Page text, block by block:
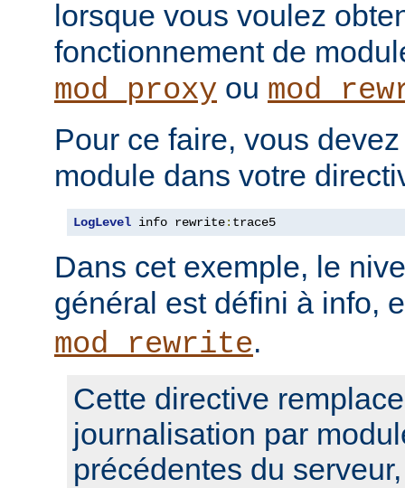
lorsque vous voulez
fonctionnement de
mod_proxy ou
Pour ce faire, vous
module dans votre
LogLevel info rewrite: trace5
Dans cet exemple, le
général est défini à info,
mod_rewrite.
Cette directive
journalisation par
précédentes du